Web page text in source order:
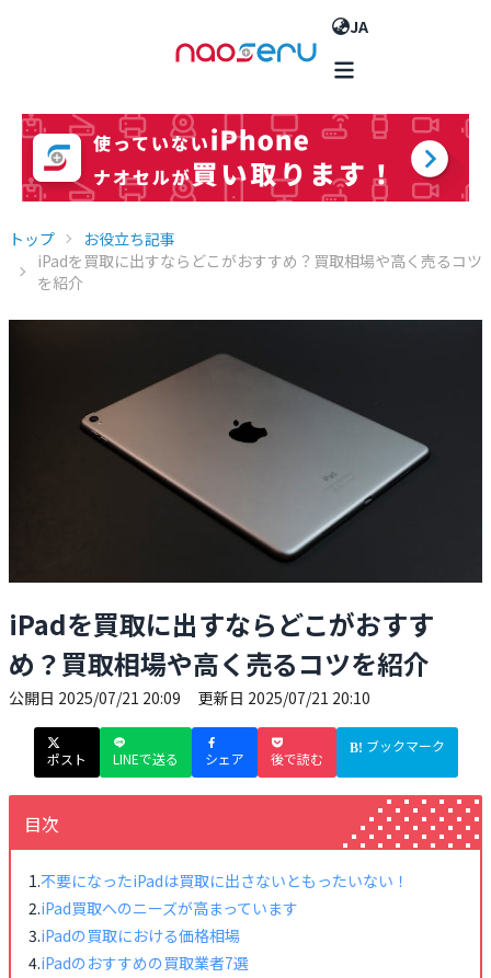
JA
トップ
お役立ち記事
iPadを買取に出すならどこがおすすめ？買取相場や高く売るコツ
を紹介
iPadを買取に出すならどこがおすす
め？買取相場や高く売るコツを紹介
公開日 2025/07/21 20:09 更新日 2025/07/21 20:10
ポスト LINEで送る シェア 後で読む
ブックマーク
目次
不要になったiPadは買取に出さないともったいない！
iPad買取へのニーズが高まっています
iPadの買取における価格相場
iPadのおすすめの買取業者7選